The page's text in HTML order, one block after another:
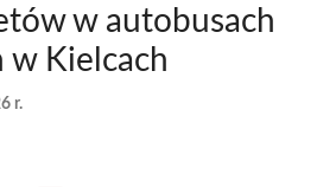
w autobusach
w Kielcach
r.